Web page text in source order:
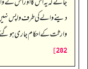
دینے والے کی طرف واپس
وارثت کے احکام جاری ہو
282]